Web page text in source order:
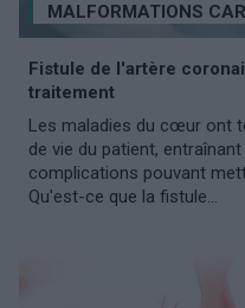
MALFORMATIONS
Fistule de l'artère
traitement
Les maladies du cœur ont
de vie du patient,
complications pouvant
Qu'est-ce que la fistule...